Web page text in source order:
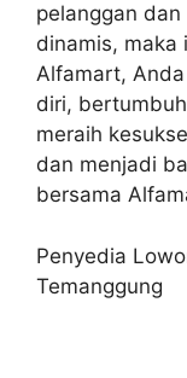
pelanggan
dinamis, maka
Alfamart,
diri,
meraih
dan menjadi
bersama
Penyedia
Temanggung